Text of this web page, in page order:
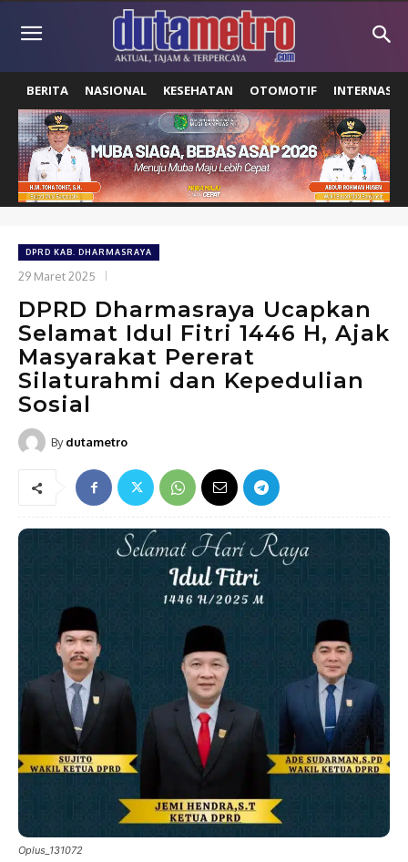
BERITA NASIONAL KESEHATAN OTOMOTIF
DPRD KAB. DHARMASRAYA
29 Maret 2025
DPRD Dharmasraya Ucapkan
Selamat Idul Fitri 1446 H, Ajak
Masyarakat Pererat
Silaturahmi dan Kepedulian
Sosial
By dutametro
Oplus_131072